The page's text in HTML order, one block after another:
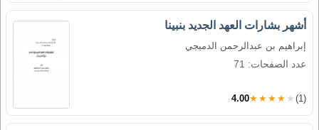
أشهر بشارات العهد الجديد بنبينا
إبراهيم بن عبدالرحمن الدميجي
عدد الصفحات: 71
4.00★★★★★ (1)